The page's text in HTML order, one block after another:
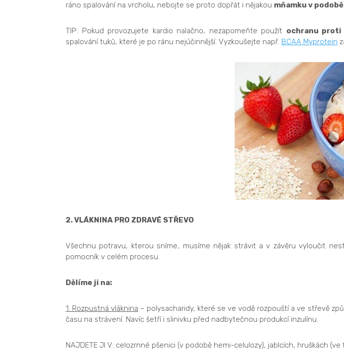
ráno spalování na vrcholu, nebojte se proto dopřát i nějakou mňamku v
TIP: Pokud provozujete kardio nalačno, nezapomeňte použít ochranu proti
spalování tuků, které je po ránu nejúčinnější. Vyzkoušejte např. BCAA Myprotein
2. VLÁKNINA PRO ZDRAVÉ STŘEVO
Všechnu potravu, kterou sníme, musíme nějak strávit a v závěru vyloučit
pomocník v celém procesu.
Dělíme ji na:
1. Rozpustná vláknina – polysacharidy, které se ve vodě rozpouští a ve střevě
času na strávení. Navíc šetří i slinivku před nadbytečnou produkcí inzulínu.
NAJDETE JI V: celozrnné pšenici (v podobě hemi-celulozy), jablcích, hruškách